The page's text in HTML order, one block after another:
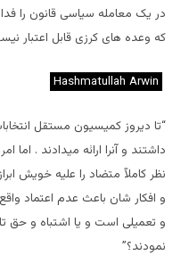
در یک معامله سیاسی قانون را
که وعده های کرزی قابل اعتبار
“تا دیروز کمیسیون مستقل
داشتند و آنرا ارائه میدادند .
نظر کاملآ متضاد را علیه خویش
و افکار شان باعث عدم اعتماد
و تعمیلی است و یا اشتباه و حق
نمودند؟”